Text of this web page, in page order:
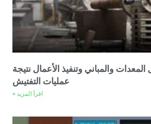
والمباني وتنفيذ الأعمال نتيجة
عمليات التفتيش
اقرأ المزيد >